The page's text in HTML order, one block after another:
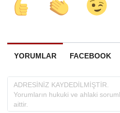
YORUMLAR FACEBOOK